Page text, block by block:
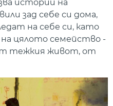
истории на
зад себе си дома,
на себе си, като
цялото семейство -
тежкия живот, от